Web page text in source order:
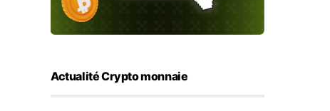
Actualité Crypto monnaie